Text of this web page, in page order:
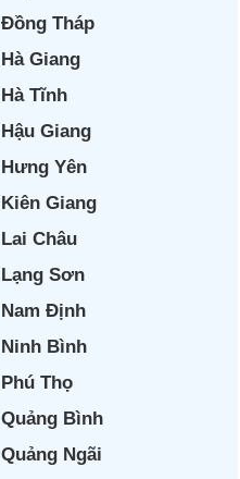
Đồng Tháp
Hà Giang
Hà Tĩnh
Hậu Giang
Hưng Yên
Kiên Giang
Lai Châu
Lạng Sơn
Nam Định
Ninh Bình
Phú Thọ
Quảng Bình
Quảng Ngãi